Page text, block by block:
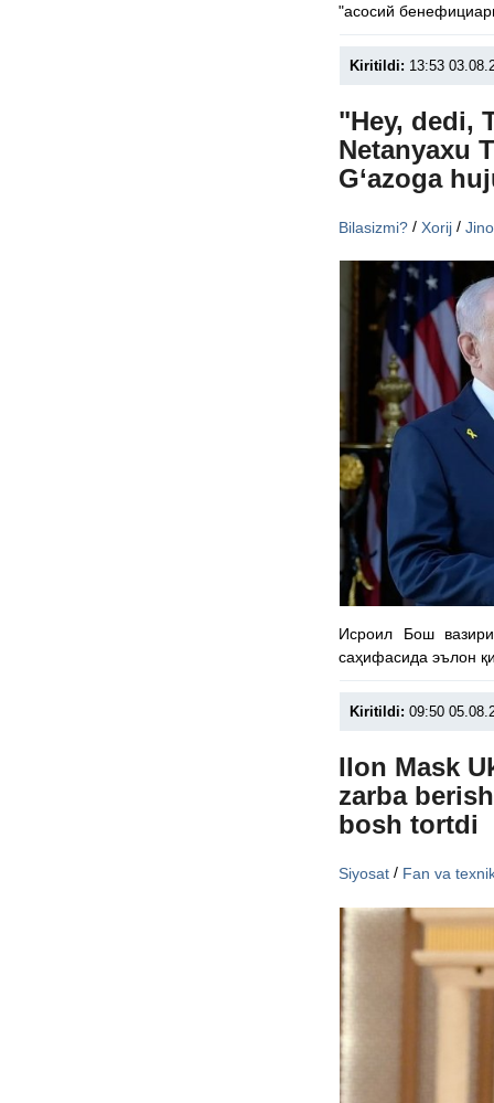
"асосий
Kiritildi: 13:53
"Hey, dedi,
Netanyaxu
G‘azoga
Bilasizmi? /Xorij /
Исроил Бош
саҳифасида эълон
Kiritildi: 09:50
Ilon Mask
zarba
bosh tortdi
Siyosat / Fan va